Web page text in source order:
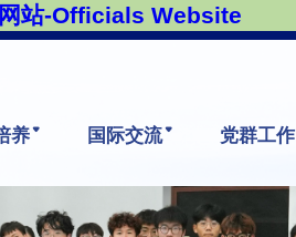
站-Officials Website
养 国际交流 党群工作